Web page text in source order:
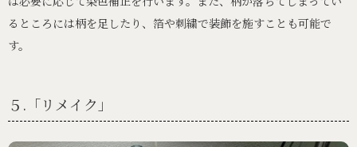
るところには柄を足したり、箔や刺繍で装飾を施すことも可能で
す。
５.「リメイク」